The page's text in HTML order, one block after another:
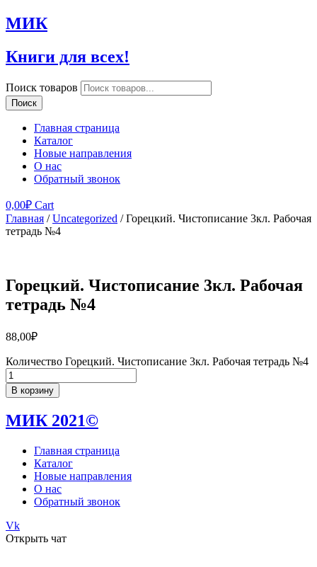
МИК
Книги для всех!
Поиск товаров
Поиск
Главная страница
Каталог
Новые направления
О нас
Обратный звонок
0,00₽ Cart
Главная /Uncategorized / Горецкий. Чистописание 3кл. Рабочая
тетрадь №4
Горецкий. Чистописание 3кл. Рабочая
тетрадь №4
88,00₽
Количество Горецкий. Чистописание 3кл. Рабочая тетрадь №4
В корзину
МИК 2021©
Главная страница
Каталог
Новые направления
О нас
Обратный звонок
Vk
Открыть чат